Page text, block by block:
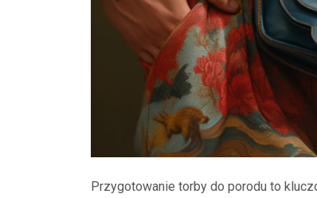
Przygotowanie torby do porodu to